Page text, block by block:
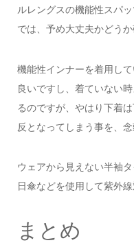
ルレングスの機能性スパ
では、予め大丈夫かどう
機能性インナーを着用し
良いですし、着ていない
るのですが、やはり下着
反となってしまう事を、
ウェアから見えない半袖
日傘などを使用して紫外
まとめ